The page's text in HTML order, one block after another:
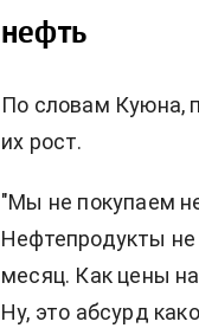
нефть
По словам Куюна,
их рост.
"Мы не покупаем
Нефтепродукты не
месяц. Как цены
Ну, это абсурд